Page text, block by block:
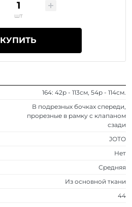
шт
КУПИТЬ
164: 42р - 113см, 54р - 114см.
В подрезных бочках спереди,
прорезные в рамку с клапаном
сзади
JOTO
Нет
Средняя
Из основной ткани
44